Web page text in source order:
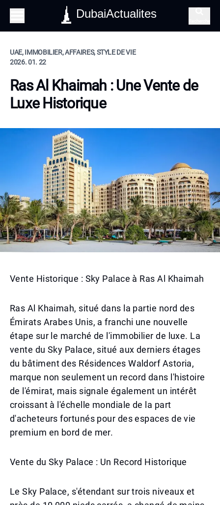
DubaiActualites
UAE, IMMOBILIER, AFFAIRES, STYLE DE VIE
2026. 01. 22
Ras Al Khaimah : Une Vente de
Luxe Historique
Vente Historique : Sky Palace à Ras Al Khaimah
Ras Al Khaimah, situé dans la partie nord des
Émirats Arabes Unis, a franchi une nouvelle
étape sur le marché de l'immobilier de luxe. La
vente du Sky Palace, situé aux derniers étages
du bâtiment des Résidences Waldorf Astoria,
marque non seulement un record dans l'histoire
de l'émirat, mais signale également un intérêt
croissant à l'échelle mondiale de la part
d'acheteurs fortunés pour des espaces de vie
premium en bord de mer.
Vente du Sky Palace : Un Record Historique
Le Sky Palace, s'étendant sur trois niveaux et